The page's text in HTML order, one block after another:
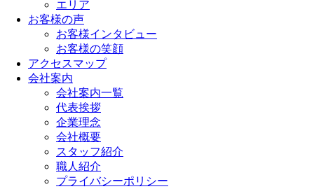
エリア
お客様の声
お客様インタビュー
お客様の笑顔
アクセスマップ
会社案内
会社案内一覧
代表挨拶
企業理念
会社概要
スタッフ紹介
職人紹介
プライバシーポリシー